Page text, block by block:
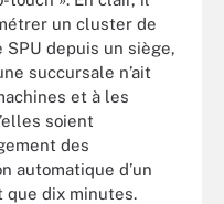
un cluster de
SPU depuis un siège,
succursale n’ait
et à les
soient
des
automatique d’un
dix minutes.